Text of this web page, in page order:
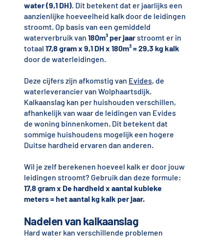
water (9,1 DH). Dit betekent dat er jaarlijks een
aanzienlijke hoeveelheid kalk door de leidingen
stroomt. Op basis van een gemiddeld
waterverbruik van 180m³ per jaarstroomt er in
totaal 17,8 gram x 9,1 DH x 180m³ = 29,3 kg kalk
door de waterleidingen.
Deze cijfers zijn afkomstig van Evides, de
waterleverancier van Wolphaartsdijk.
Kalkaanslag kan per huishouden verschillen,
afhankelijk van waar de leidingen van Evides
de woning binnenkomen. Dit betekent dat
sommige huishoudens mogelijk een hogere
Duitse hardheid ervaren dan anderen.
Wil je zelf berekenen hoeveel kalk er door jouw
leidingen stroomt? Gebruik dan deze formule:
17,8 gram x De hardheid x aantal kubieke
meters = het aantal kg kalk per jaar.
Nadelen van kalkaanslag
Hard water kan verschillende problemen